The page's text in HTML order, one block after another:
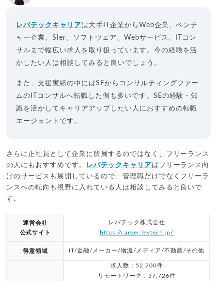
レバテックキャリアは大手IT企業からWeb企業、ベンチ
ャー企業、SIer、ソフトウェア、Webサービス、ITコン
サルまで幅広い求人を取り扱っています。今の経験を活
かしたい人は相談してみると良いでしょう。
また、支援実績の中にはSEからコンサルティングファー
ムのITコンサルへ転職した例も多いです。SEの経験・知
識を活かしてキャリアアップしたい人におすすめの転職
エージェントです。
さらに正社員として企業に所属するのではなく、フリーランス
の人にもおすすめです。
レバテックキャリアはフリーランス向
けのサービスも展開しているので、管理職だけでなくフリーラ
ンスへの転向も視野に入れている人は相談してみると良いで
す。
運営会社
公式サイト
レバテック株式会社
https://career.levtech.jp/
得意領域 IT/金融/メーカー/物流/メディア/不動産/その他
求人数：52,700件
リモートワーク：37,726件